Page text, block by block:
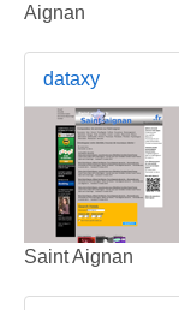
Aignan
dataxy
Saint Aignan